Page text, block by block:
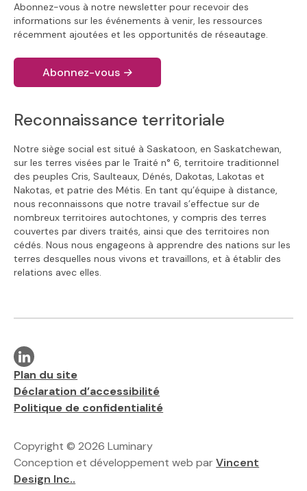
Abonnez-vous à notre newsletter pour recevoir des
informations sur les événements à venir, les ressources
récemment ajoutées et les opportunités de réseautage.
Abonnez-vous →
Reconnaissance territoriale
Notre siège social est situé à Saskatoon, en Saskatchewan,
sur les terres visées par le Traité n° 6, territoire traditionnel
des peuples Cris, Saulteaux, Dénés, Dakotas, Lakotas et
Nakotas, et patrie des Métis. En tant qu’équipe à distance,
nous reconnaissons que notre travail s’effectue sur de
nombreux territoires autochtones, y compris des terres
couvertes par divers traités, ainsi que des territoires non
cédés. Nous nous engageons à apprendre des nations sur les
terres desquelles nous vivons et travaillons, et à établir des
relations avec elles.
Visit our linkedin page
Liens supplémentaires
Plan du site
Déclaration d’accessibilité
Politique de confidentialité
Copyright © 2026 Luminary
Conception et développement web parVincent
Design Inc..